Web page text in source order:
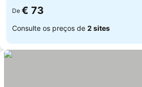
De € 73
Consulte os preços de 2 sites